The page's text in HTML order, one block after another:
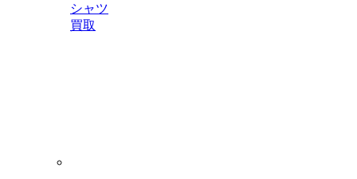
シャツ
買取